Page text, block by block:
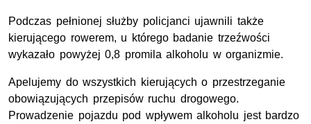
Podczas pełnionej służby policjanci ujawnili także
kierującego rowerem, u którego badanie trzeźwości
wykazało powyżej 0,8 promila alkoholu w organizmie.
Apelujemy do wszystkich kierujących o przestrzeganie
obowiązujących przepisów ruchu drogowego.
Prowadzenie pojazdu pod wpływem alkoholu jest bardzo